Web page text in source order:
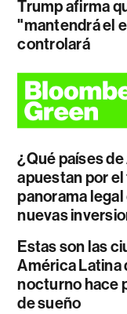
Trump afirma
"mantendrá el
controlará
¿Qué países
apuestan por
panorama
nuevas
Estas son las
América Latina
nocturno hace
de sueño